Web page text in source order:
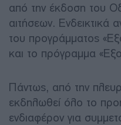
από την έκδοση του
αιτήσεων. Ενδεικτικά
του προγράμματος
και το πρόγραμμα
Πάντως, από την
εκδηλωθεί όλο το
ενδιαφέρον για